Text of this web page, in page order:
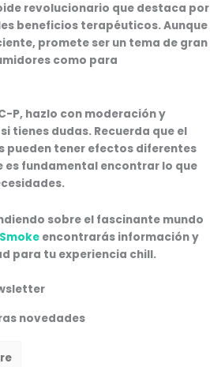
revolucionario que destaca por
beneficios terapéuticos. Aunque
promete ser un tema de gran
como para
P, hazlo con moderación y
tienes dudas. Recuerda que el
pueden tener efectos diferentes
es fundamental encontrar lo que
sobre el fascinante mundo
encontrarás información y
para tu experiencia chill.
novedades